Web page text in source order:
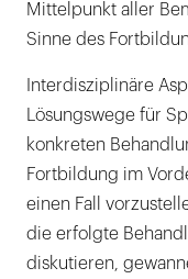
Mittelpunkt aller
Sinne des
Interdisziplinäre
Lösungswege für
konkreten
Fortbildung im
einen Fall
die erfolgte
diskutieren,